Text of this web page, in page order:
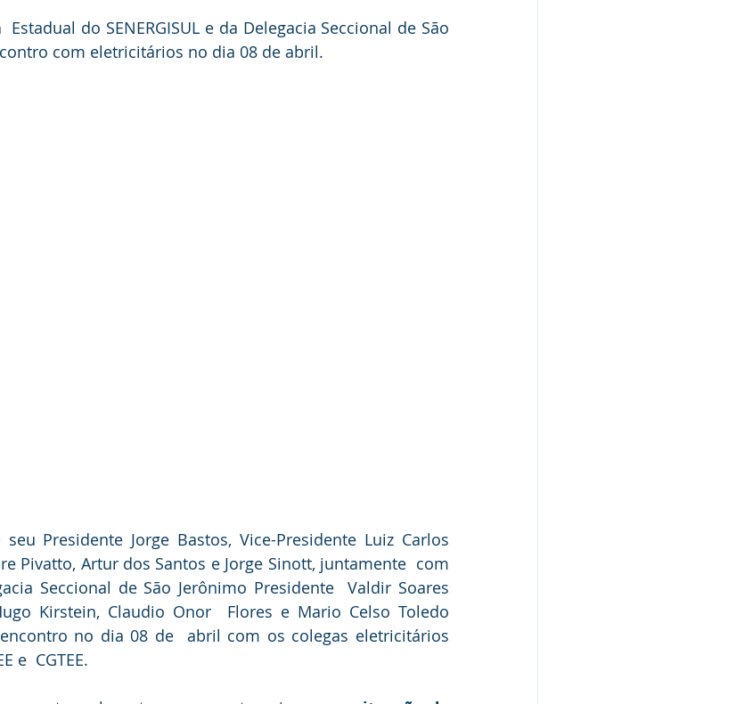
do SENERGISUL e da Delegacia Seccional de São
com eletricitários no dia 08 de abril.
seu Presidente Jorge Bastos, Vice-Presidente Luiz Carlos
Pivatto, Artur dos Santos e Jorge Sinott, juntamente  com
Seccional de São Jerônimo Presidente  Valdir Soares
Kirstein, Claudio Onor  Flores e Mario Celso Toledo
no dia 08 de  abril com os colegas eletricitários
e  CGTEE.